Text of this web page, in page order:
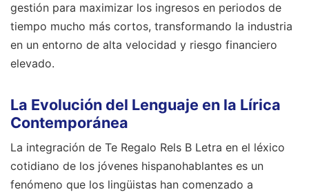
gestión para maximizar los ingresos en periodos de
tiempo mucho más cortos, transformando la industria
en un entorno de alta velocidad y riesgo financiero
elevado.
La Evolución del Lenguaje en la Lírica
Contemporánea
La integración de Te Regalo Rels B Letra en el léxico
cotidiano de los jóvenes hispanohablantes es un
fenómeno que los lingüistas han comenzado a